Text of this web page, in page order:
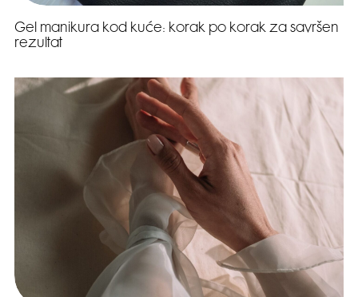
Gel manikura kod kuće: korak po korak za savršen
rezultat